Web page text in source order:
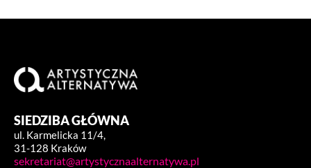
SIEDZIBA GŁÓWNA
ul. Karmelicka 11/4,
31-128 Kraków
sekretariat@artystycznaalternatywa.pl